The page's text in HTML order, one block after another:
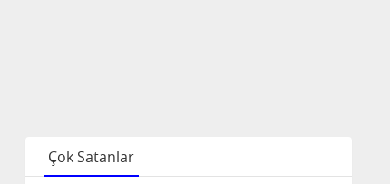
Çok Satanlar